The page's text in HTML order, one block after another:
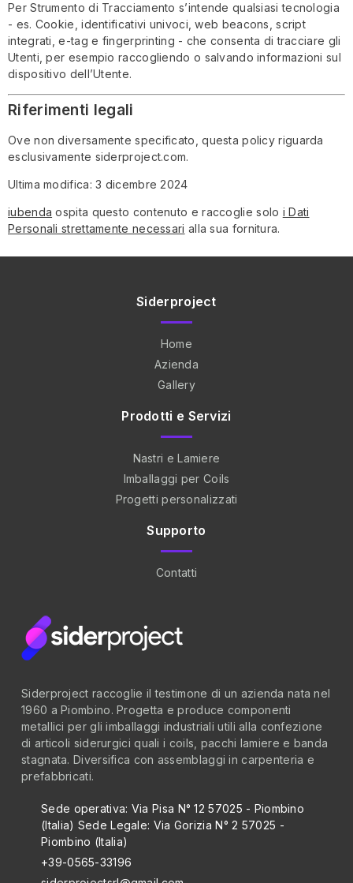
Per Strumento di Tracciamento s’intende qualsiasi tecnologia
- es. Cookie, identificativi univoci, web beacons, script
integrati, e-tag e fingerprinting - che consenta di tracciare gli
Utenti, per esempio raccogliendo o salvando informazioni sul
dispositivo dell’Utente.
Riferimenti legali
Ove non diversamente specificato, questa policy riguarda
esclusivamente siderproject.com.
Ultima modifica: 3 dicembre 2024
iubenda ospita questo contenuto e raccoglie solo i Dati
Personali strettamente necessari alla sua fornitura.
Siderproject
Home
Azienda
Gallery
Prodotti e Servizi
Nastri e Lamiere
Imballaggi per Coils
Progetti personalizzati
Supporto
Contatti
Siderproject raccoglie il testimone di un azienda nata nel
1960 a Piombino. Progetta e produce componenti
metallici per gli imballaggi industriali utili alla confezione
di articoli siderurgici quali i coils, pacchi lamiere e banda
stagnata. Diversifica con assemblaggi in carpenteria e
prefabbricati.
Sede operativa: Via Pisa N° 12 57025 - Piombino
(Italia) Sede Legale: Via Gorizia N° 2 57025 -
Piombino (Italia)
+39-0565-33196